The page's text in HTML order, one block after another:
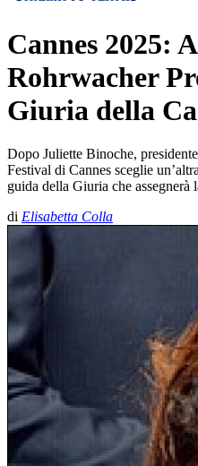
Cannes 2025:
Rohrwacher
Giuria della
Dopo Juliette Binoche,
Festival di Cannes sceglie
guida della Giuria che assegnerà
di Elisabetta Colla